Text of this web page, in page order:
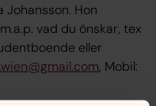
Johansson. Hon
vad du önskar, tex
eller
, Mobil: